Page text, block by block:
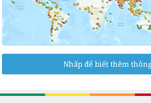
Nhấp để biết thêm